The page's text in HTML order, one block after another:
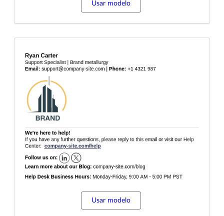
Usar modelo
Usar modelo